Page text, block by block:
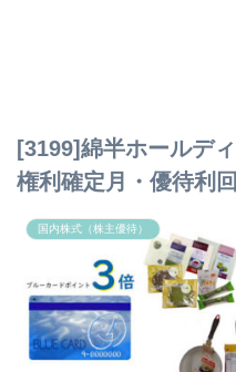
[3199]綿半ホールデ
権利確定月・優待利
国内株式（株主優待）